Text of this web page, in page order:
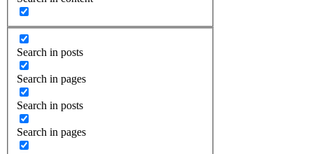
Search in posts
Search in pages
Search in posts
Search in pages